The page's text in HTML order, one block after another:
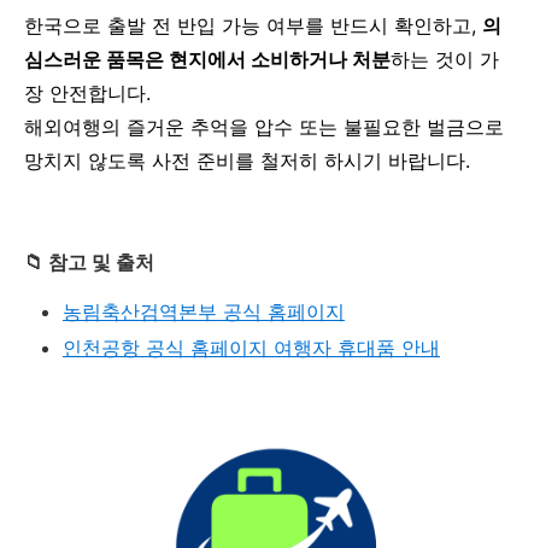
한국으로 출발 전 반입 가능 여부를 반드시 확인하고, 의
심스러운 품목은 현지에서 소비하거나 처분하는 것이 가
장 안전합니다.
해외여행의 즐거운 추억을 압수 또는 불필요한 벌금으로
망치지 않도록 사전 준비를 철저히 하시기 바랍니다.
📁 참고 및 출처
농림축산검역본부 공식 홈페이지
인천공항 공식 홈페이지 여행자 휴대품 안내